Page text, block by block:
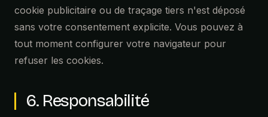
cookie publicitaire ou de traçage tiers n'est déposé
sans votre consentement explicite. Vous pouvez à
tout moment configurer votre navigateur pour
refuser les cookies.
6. Responsabilité